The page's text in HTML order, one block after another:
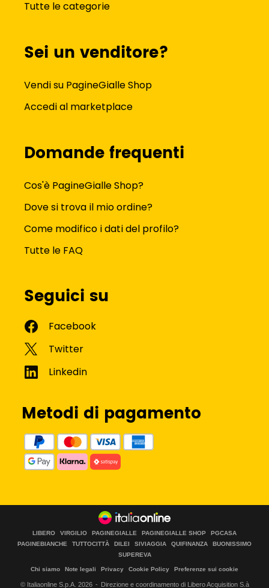
Tutte le categorie
Sei un venditore?
Vendi su PagineGialle Shop
Accedi al marketplace
Domande frequenti
Cos'è PagineGialle Shop?
Dove si trova il mio ordine?
Come modifico i dati del profilo?
Tutte le FAQ
Seguici su
Metodi di pagamento
LIBERO VIRGILIO PAGINEGIALLE PAGINEGIALLE SHOP
PGCASA
PAGINEBIANCHE
TUTTOCITTÀ DILEI SIVIAGGIA QUIFINANZA
BUONISSIMO
SUPEREVA
Chi siamo Note legali Privacy Cookie Policy Preferenze sui cookie
© Italiaonline S.p.A. 2026 Direzione e coordinamento di Libero Acquisition S.à